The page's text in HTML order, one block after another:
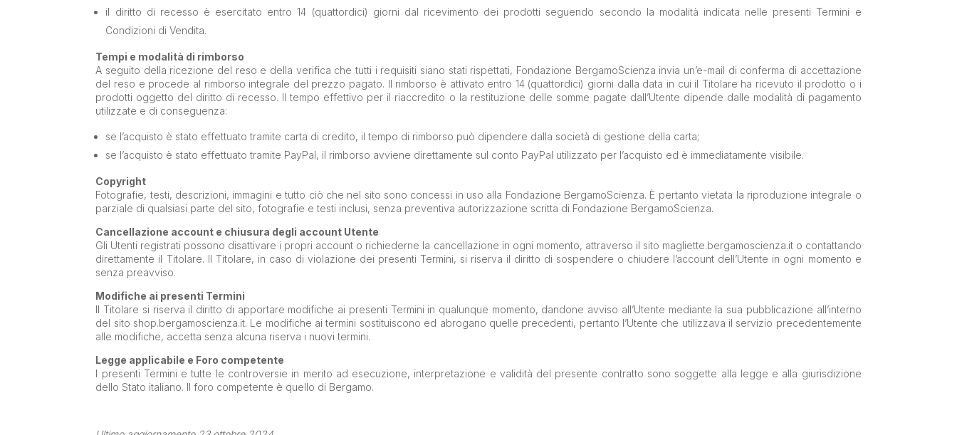
il diritto di recesso è esercitato entro 14 (quattordici) giorni dal ricevimento dei prodotti seguendo secondo la modalità indicata nelle presenti Termini e
Condizioni di Vendita.
Tempi e modalità di rimborso
A seguito della ricezione del reso e della verifica che tutti i requisiti siano stati rispettati, Fondazione BergamoScienza invia un’e-mail di conferma di accettazione
del reso e procede al rimborso integrale del prezzo pagato. Il rimborso è attivato entro 14 (quattordici) giorni dalla data in cui il Titolare ha ricevuto il prodotto o i
prodotti oggetto del diritto di recesso. Il tempo effettivo per il riaccredito o la restituzione delle somme pagate dall’Utente dipende dalle modalità di pagamento
utilizzate e di conseguenza:
se l’acquisto è stato effettuato tramite carta di credito, il tempo di rimborso può dipendere dalla società di gestione della carta;
se l’acquisto è stato effettuato tramite PayPal, il rimborso avviene direttamente sul conto PayPal utilizzato per l’acquisto ed è immediatamente visibile.
Copyright
Fotografie, testi, descrizioni, immagini e tutto ciò che nel sito sono concessi in uso alla Fondazione BergamoScienza. È pertanto vietata la riproduzione integrale o
parziale di qualsiasi parte del sito, fotografie e testi inclusi, senza preventiva autorizzazione scritta di Fondazione BergamoScienza.
Cancellazione account e chiusura degli account Utente
Gli Utenti registrati possono disattivare i propri account o richiederne la cancellazione in ogni momento, attraverso il sito magliette.bergamoscienza.it o contattando
direttamente il Titolare. Il Titolare, in caso di violazione dei presenti Termini, si riserva il diritto di sospendere o chiudere l’account dell’Utente in ogni momento e
senza preavviso.
Modifiche ai presenti Termini
Il Titolare si riserva il diritto di apportare modifiche ai presenti Termini in qualunque momento, dandone avviso all’Utente mediante la sua pubblicazione all’interno
del sito shop.bergamoscienza.it. Le modifiche ai termini sostituiscono ed abrogano quelle precedenti, pertanto l’Utente che utilizzava il servizio precedentemente
alle modifiche, accetta senza alcuna riserva i nuovi termini.
Legge applicabile e Foro competente
I presenti Termini e tutte le controversie in merito ad esecuzione, interpretazione e validità del presente contratto sono soggette alla legge e alla giurisdizione
dello Stato italiano. Il foro competente è quello di Bergamo.